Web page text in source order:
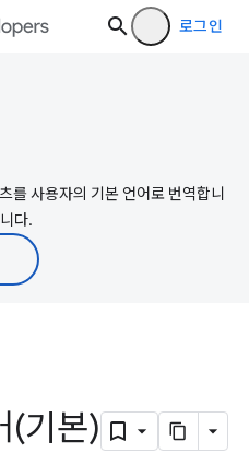
로그인
를 사용자의 기본 언어로 번역합니
다.
(기본)